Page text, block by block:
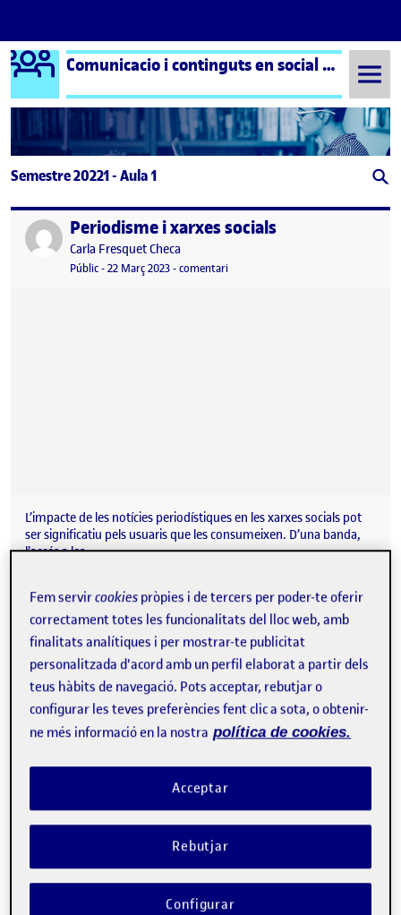
Saltar al contingut
Logo Ágora Comunicacio i continguts en social media
Semestre 20221 - Aula 1
Publicat perPeriodisme i xarxes socials
Publicat per
Carla Fresquet Checa
Visibilitat:
Públic-Data de publicació
22 Març 2023-comentariel Periodisme i xarxes socials
L’impacte de les notícies periodístiques en les xarxes socials pot
ser significatiu pels usuaris que les consumeixen. D’una banda,
l’accés a les…
Publicat perPeriodisme i xarxes socials
Publicat per
Carla Fresquet Checa
Visibilitat:Data de publicaciócomentari el Periodisme i xarxes socials
Fem servircookies pròpies i de tercers per poder-te oferir
correctament totes les funcionalitats del lloc web, amb
finalitats analítiques i per mostrar-te publicitat
personalitzada d'acord amb un perfil elaborat a partir dels
teus hàbits de navegació. Pots acceptar, rebutjar o
configurar les teves preferències fent clic a sota, o obtenir-
ne més informació en la nostra política de cookies.
Rebutjar
Acceptar
Configurar